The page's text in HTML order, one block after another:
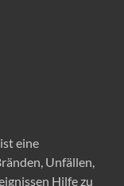
eine
Unfällen,
Hilfe zu